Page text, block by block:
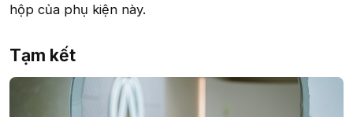
hộp của phụ kiện này.
Tạm kết​